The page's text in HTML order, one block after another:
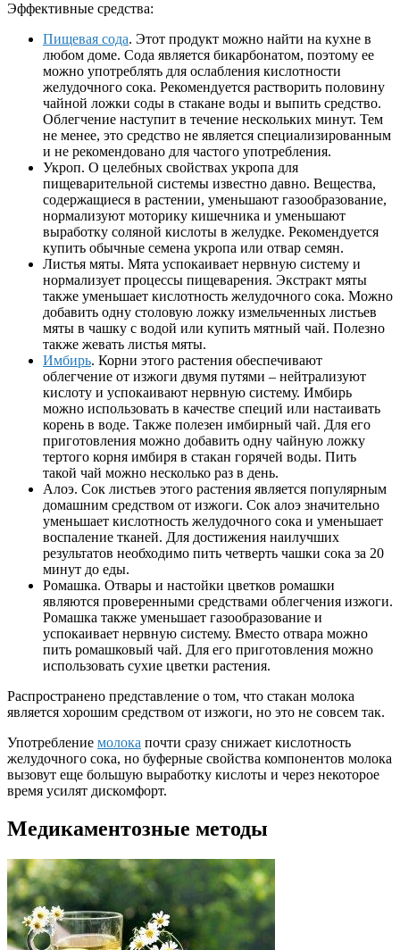
Эффективные средства:
Пищевая сода. Этот продукт можно найти на кухне в
любом доме. Сода является бикарбонатом, поэтому ее
можно употреблять для ослабления кислотности
желудочного сока. Рекомендуется растворить половину
чайной ложки соды в стакане воды и выпить средство.
Облегчение наступит в течение нескольких минут. Тем
не менее, это средство не является специализированным
и не рекомендовано для частого употребления.
Укроп. О целебных свойствах укропа для
пищеварительной системы известно давно. Вещества,
содержащиеся в растении, уменьшают газообразование,
нормализуют моторику кишечника и уменьшают
выработку соляной кислоты в желудке. Рекомендуется
купить обычные семена укропа или отвар семян.
Листья мяты. Мята успокаивает нервную систему и
нормализует процессы пищеварения. Экстракт мяты
также уменьшает кислотность желудочного сока. Можно
добавить одну столовую ложку измельченных листьев
мяты в чашку с водой или купить мятный чай. Полезно
также жевать листья мяты.
Имбирь. Корни этого растения обеспечивают
облегчение от изжоги двумя путями – нейтрализуют
кислоту и успокаивают нервную систему. Имбирь
можно использовать в качестве специй или настаивать
корень в воде. Также полезен имбирный чай. Для его
приготовления можно добавить одну чайную ложку
тертого корня имбиря в стакан горячей воды. Пить
такой чай можно несколько раз в день.
Алоэ. Сок листьев этого растения является популярным
домашним средством от изжоги. Сок алоэ значительно
уменьшает кислотность желудочного сока и уменьшает
воспаление тканей. Для достижения наилучших
результатов необходимо пить четверть чашки сока за 20
минут до еды.
Ромашка. Отвары и настойки цветков ромашки
являются проверенными средствами облегчения изжоги.
Ромашка также уменьшает газообразование и
успокаивает нервную систему. Вместо отвара можно
пить ромашковый чай. Для его приготовления можно
использовать сухие цветки растения.
Распространено представление о том, что стакан молока
является хорошим средством от изжоги, но это не совсем так.
Употребление молока почти сразу снижает кислотность
желудочного сока, но буферные свойства компонентов молока
вызовут еще большую выработку кислоты и через некоторое
время усилят дискомфорт.
Медикаментозные методы